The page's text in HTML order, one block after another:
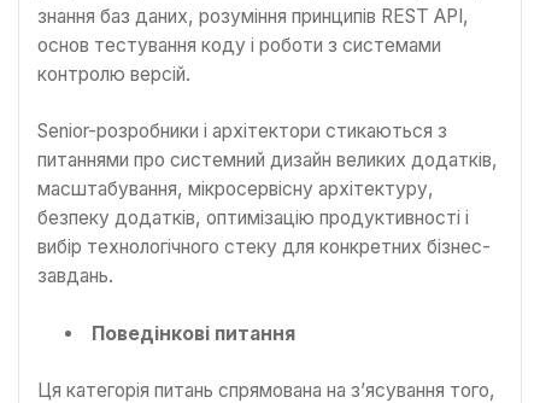
знання баз даних, розуміння принципів REST API,
основ тестування коду і роботи з системами
контролю версій.
Senior-розробники і архітектори стикаються з
питаннями про системний дизайн великих додатків,
масштабування, мікросервісну архітектуру,
безпеку додатків, оптимізацію продуктивності і
вибір технологічного стеку для конкретних бізнес-
завдань.
Поведінкові питання
Ця категорія питань спрямована на з’ясування того,